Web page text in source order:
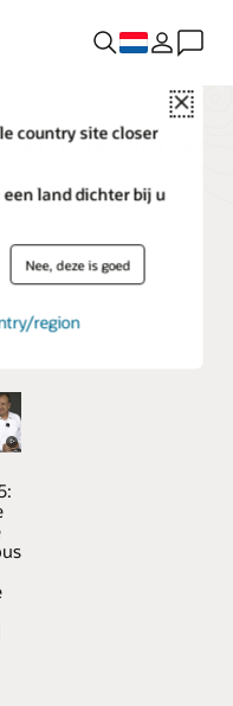
Close
country site closer
land dichter bij u
Nee, deze is goed
region
Lakehouse
data met betaling naar
source datalake-
voor